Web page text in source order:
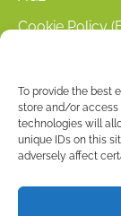
To provide the best
store and/or access
technologies will
unique IDs on this
adversely affect
Cookie Policy
Mein Konto
Warenkorb